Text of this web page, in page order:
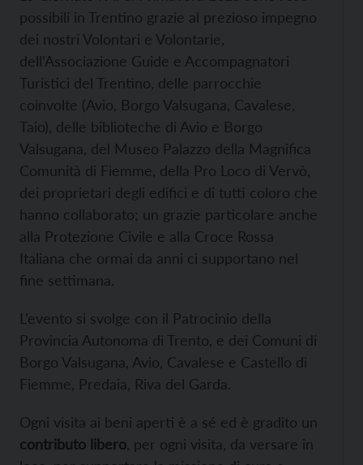
possibili in Trentino grazie al prezioso impegno
dei nostri Volontari e Volontarie,
dell’Associazione Guide e Accompagnatori
Turistici del Trentino, delle parrocchie
coinvolte (Avio, Borgo Valsugana, Cavalese,
Taio), delle biblioteche di Avio e Borgo
Valsugana, del Museo Palazzo della Magnifica
Comunità di Fiemme, della Pro Loco di Vervò,
dei proprietari degli edifici e di tutti coloro che
hanno collaborato; un grazie particolare anche
alla Protezione Civile e alla Croce Rossa
Italiana che ormai da anni ci supportano nel
fine settimana.
L’evento si svolge con il Patrocinio della
Provincia Autonoma di Trento, e dei Comuni di
Borgo Valsugana, Avio, Cavalese e Castello di
Fiemme, Predaia, Riva del Garda.
Ogni visita ai beni aperti è a sé ed è gradito un
contributo libero , per ogni visita, da versare in